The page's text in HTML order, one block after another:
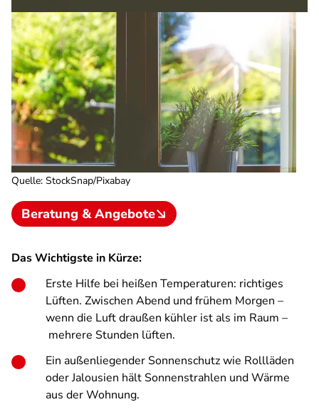
Quelle: StockSnap/Pixabay
Beratung & Angebote
Das Wichtigste in Kürze:
Erste Hilfe bei heißen Temperaturen: richtiges
Lüften. Zwischen Abend und frühem Morgen –
wenn die Luft draußen kühler ist als im Raum –
mehrere Stunden lüften.
Ein außenliegender Sonnenschutz wie Rollläden
oder Jalousien hält Sonnenstrahlen und Wärme
aus der Wohnung.